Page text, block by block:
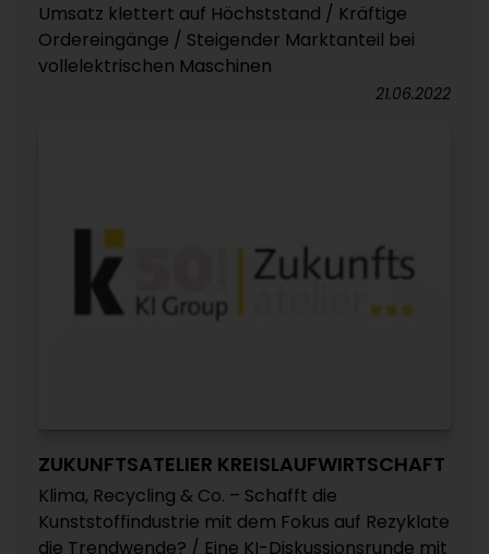
Umsatz klettert auf Höchststand / Kräftige
Ordereingänge / Steigender Marktanteil bei
vollelektrischen Maschinen
21.06.2022
ZUKUNFTSATELIER KREISLAUFWIRTSCHAFT
Klima, Recycling & Co. – Schafft die
Kunststoffindustrie mit dem Fokus auf Rezyklate
die Trendwende? / Eine KI-Diskussionsrunde mit